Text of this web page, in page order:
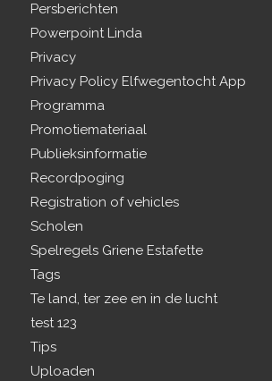
Persberichten
Powerpoint Linda
Privacy
Privacy Policy Elfwegentocht App
Programma
Promotiemateriaal
Publieksinformatie
Recordpoging
Registration of vehicles
Scholen
Spelregels Griene Estafette
Tags
Te land, ter zee en in de lucht
test 123
Tips
Uploaden